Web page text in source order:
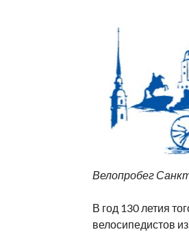
Велопробег
В год 130 летия
велосипедистов